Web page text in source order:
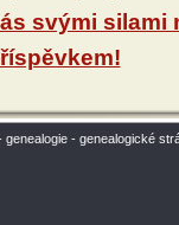
svými silami
genealogie - genealogické